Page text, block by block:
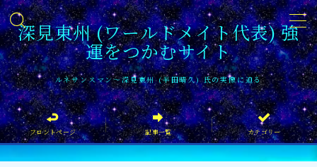
深見東州 (ワールドメイト代表) 強
運をつかむサイト
ルネサンスマン〜深見東州 (半田晴久) 氏の実像に迫る
MENU
フロントページ
記事一覧
フロントページ 記事一覧 カテゴリー